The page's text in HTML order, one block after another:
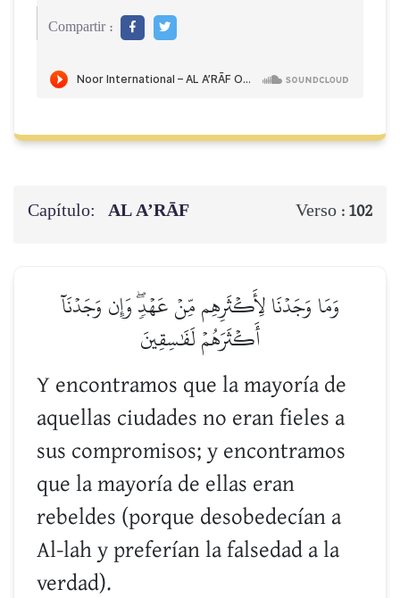
Compartir :
Capítulo: AL A’RĀF Verso : 102
وَمَا وَجَدۡنَا لِأَكۡثَرِهِم مِّنۡ عَهۡدٖۖ وَإِن وَجَدۡنَآ
أَكۡثَرَهُمۡ لَفَٰسِقِينَ
Y encontramos que la mayoría de
aquellas ciudades no eran fieles a
sus compromisos; y encontramos
que la mayoría de ellas eran
rebeldes (porque desobedecían a
Al-lah y preferían la falsedad a la
verdad).